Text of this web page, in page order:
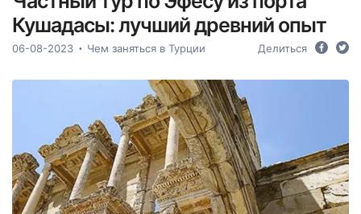
Кушадасы: лучший древний опыт
06-08-2023 Чем заняться в Турции Делиться